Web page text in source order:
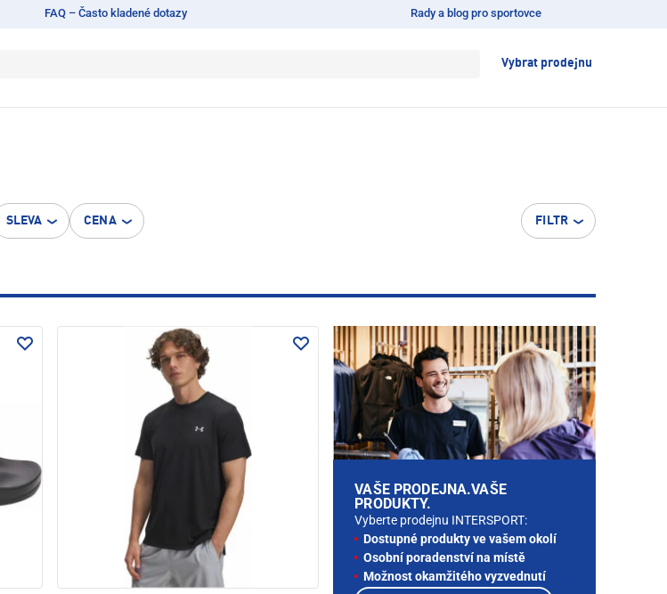
FAQ – Často kladené dotazy Rady a blog pro sportovce
Vybrat prodejnu
SLEVA CENA FILTR
VAŠE PRODEJNA.VAŠE
PRODUKTY.
Vyberte prodejnu INTERSPORT:
Dostupné produkty ve vašem okolí
Osobní poradenství na místě
Možnost okamžitého vyzvednutí